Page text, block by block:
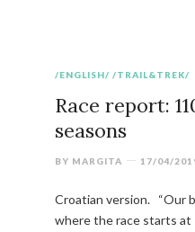
/ENGLISH/ /TRAIL&TREK/
Race report:
seasons
BY MARGITA 17/04/
Croatian version. “Our
where the race starts at